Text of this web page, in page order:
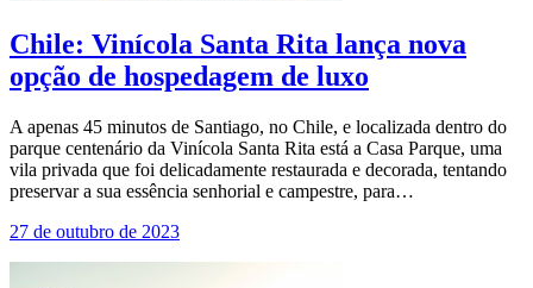
Chile: Vinícola Santa Rita lança nova
opção de hospedagem de luxo
A apenas 45 minutos de Santiago, no Chile, e localizada dentro do
parque centenário da Vinícola Santa Rita está a Casa Parque, uma
vila privada que foi delicadamente restaurada e decorada, tentando
preservar a sua essência senhorial e campestre, para…
27 de outubro de 2023